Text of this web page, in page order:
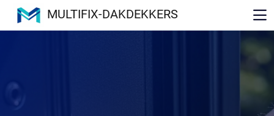
MULTIFIX-DAKDEKKERS